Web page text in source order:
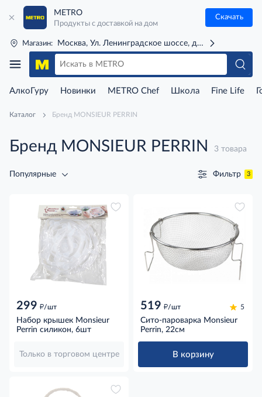
METRO
Продукты с доставкой на дом
Скачать
Магазин: Москва, Ул. Ленинградское шоссе, д. 71Г (м. Речной
АлкоГуру Новинки METRO Chef Школа Fine Life
Каталог Бренд MONSIEUR PERRIN
Бренд MONSIEUR PERRIN 3 товара
Популярные Фильтр 3
299 д/шт
Набор крышек Monsieur
Perrin силикон, 6шт
Только в торговом центре
519 д/шт 5
Сито-пароварка Monsieur
Perrin, 22см
В корзину